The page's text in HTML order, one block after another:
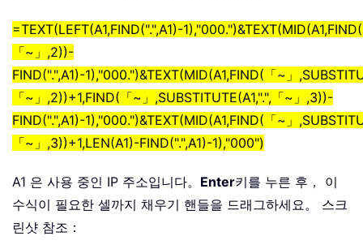
=TEXT(LEFT(A1,FIND(".",A1)-
「~」,2))-
FIND(".",A1)-1),"000.")&TEXT(MID(A1,FIND(「~」
「~」,2))+1,FIND(「~」,SUBSTITUTE(A1,".",「~」,3))-
FIND(".",A1)-1),"000.")&TEXT(MID(A1,FIND(「~」
「~」,3))+1,LEN(A1)-FIND(".",A1)-1),"000")
A1 은 사용 중인 IP 주소입니다。 Enter키를 누른 후， 이
수식이 필요한 셀까지 채우기 핸들을 드래그하세요。 스크
린샷 참조：